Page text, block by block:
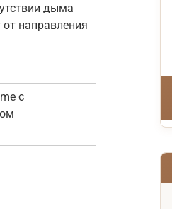
дыма
направления
с